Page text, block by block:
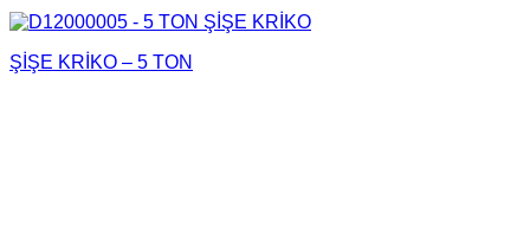
ŞİŞE KRİKO – 5 TON